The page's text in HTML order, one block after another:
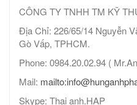
CÔNG TY TNHH TM KỸ
Địa Chỉ: 226/65/14 Nguyễn
Gò Vấp, TPHCM.
Phone: 0984.20.02.94 (
Mail:
Skype: Thai anh.HAP